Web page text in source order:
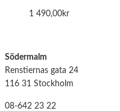
1 490,00kr
Södermalm
Renstiernas gata 24
116 31 Stockholm
08-642 23 22